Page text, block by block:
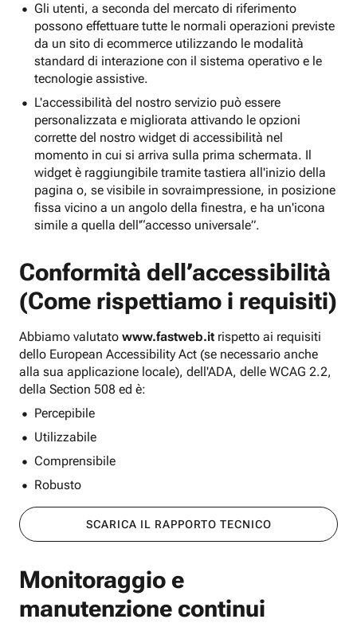
Gli utenti, a seconda del mercato di riferimento
possono effettuare tutte le normali operazioni previste
da un sito di ecommerce utilizzando le modalità
standard di interazione con il sistema operativo e le
tecnologie assistive.
L'accessibilità del nostro servizio può essere
personalizzata e migliorata attivando le opzioni
corrette del nostro widget di accessibilità nel
momento in cui si arriva sulla prima schermata. Il
widget è raggiungibile tramite tastiera all'inizio della
pagina o, se visibile in sovraimpressione, in posizione
fissa vicino a un angolo della finestra, e ha un'icona
simile a quella dell'“accesso universale”.
Conformità dell’accessibilità
(Come rispettiamo i requisiti)
Abbiamo valutato www.fastweb.it rispetto ai requisiti
dello European Accessibility Act (se necessario anche
alla sua applicazione locale), dell'ADA, delle WCAG 2.2,
della Section 508 ed è:
Percepibile
Utilizzabile
Comprensibile
Robusto
SCARICA IL RAPPORTO TECNICO
Monitoraggio e
manutenzione continui